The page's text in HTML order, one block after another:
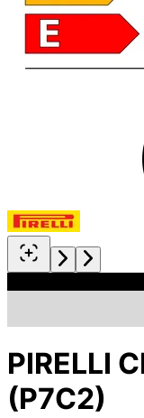
PIRELLI
(P7C2)